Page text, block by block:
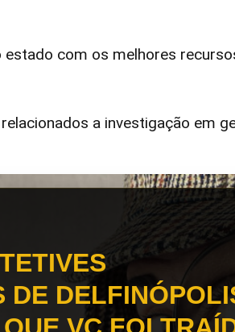
com os melhores
a investigação em
DE